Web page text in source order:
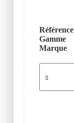
Référence
Gamme
Marque